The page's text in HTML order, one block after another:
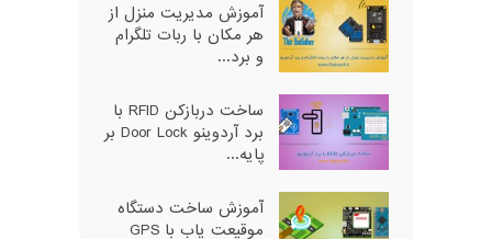
آموزش مدیریت منزل از
هر مکان با ربات تلگرام
و برد...
ساخت دربازکن RFID با
برد آردوینو Door Lock بر
پایه...
آموزش ساخت دستگاه
موقیعت یاب با GPS